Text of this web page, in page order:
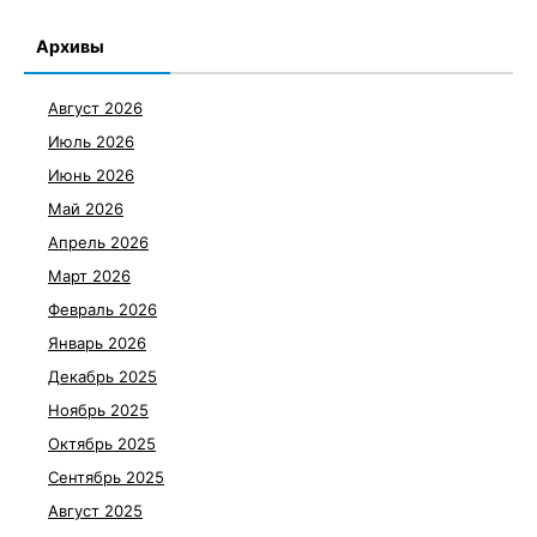
Архивы
Август 2026
Июль 2026
Июнь 2026
Май 2026
Апрель 2026
Март 2026
Февраль 2026
Январь 2026
Декабрь 2025
Ноябрь 2025
Октябрь 2025
Сентябрь 2025
Август 2025